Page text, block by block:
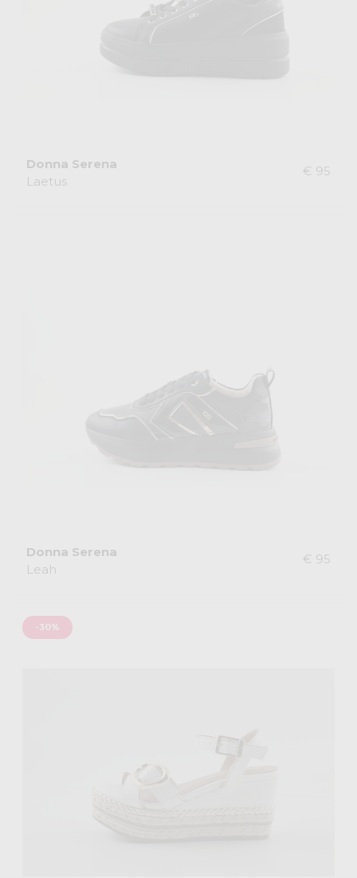
Donna Serena
Laetus
€ 95
Donna Serena
Leah
€ 95
-30%